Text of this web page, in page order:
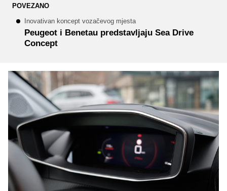
POVEZANO
Inovativan koncept vozačevog mjesta
Peugeot i Benetau predstavljaju Sea Drive
Concept